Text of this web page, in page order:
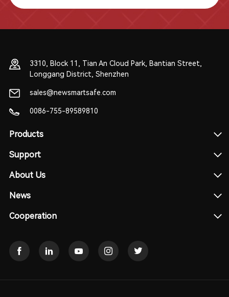
3310, Block 11, Tian An Cloud Park, Bantian Street,
Longgang District, Shenzhen
sales@newsmartsafe.com
0086-755-89589810
Products
Support
About Us
News
Cooperation